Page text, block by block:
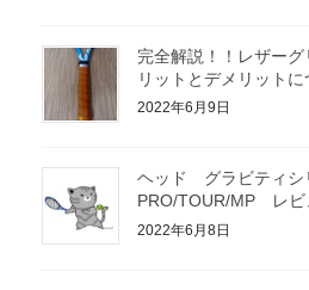
完全解説！！レザーグ
リットとデメリットに
2022年6月9日
ヘッド グラビティ
PRO/TOUR/MP レビ
2022年6月8日